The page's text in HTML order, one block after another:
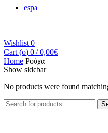
espa
Wishlist 0
Cart (o) 0 / 0,00€
Home Ρούχα
Show sidebar
No products were found
Search
for: